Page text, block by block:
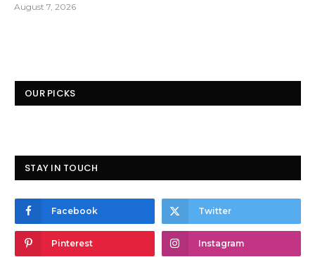
August 7, 2026
OUR PICKS
STAY IN TOUCH
Facebook Twitter
Pinterest Instagram